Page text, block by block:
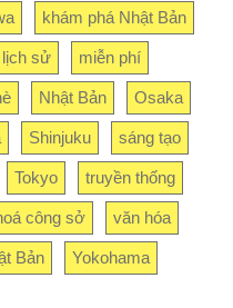
khám phá Nhật Bản
lịch sử miễn phí
Nhật Bản Osaka
Shinjuku sáng tạo
Tokyo truyền thống
công sở văn hóa
Bản Yokohama